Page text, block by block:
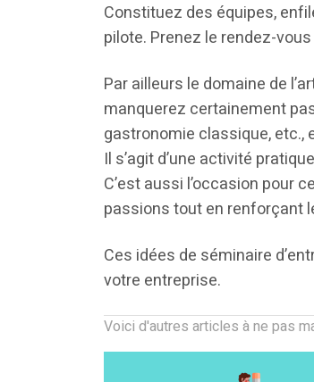
Constituez des équipes,
pilote. Prenez le rendez-
Par ailleurs le domaine de
manquerez certainement
gastronomie classique, etc.,
Il s’agit d’une activité
C’est aussi l’occasion pour
passions tout en renforçant
Ces idées de séminaire
votre entreprise.
Voici d'autres articles à ne pas